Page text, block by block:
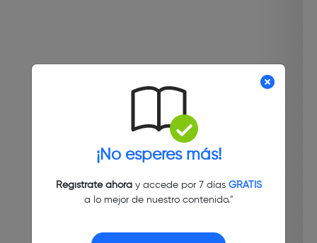
¡No esperes más!
Regístrate ahoray accede por 7 días GRATIS
a lo mejor de nuestro contenido."